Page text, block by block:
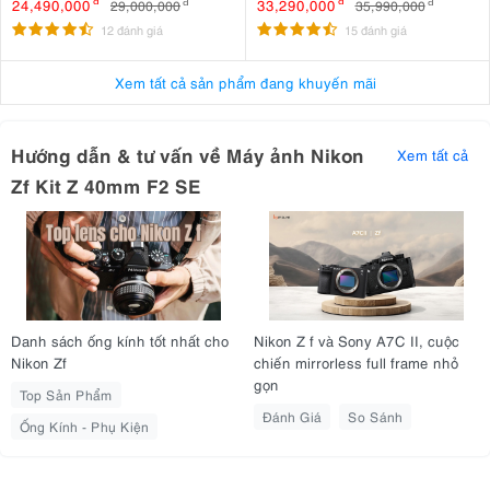
3.2. Chụp liên tục nhanh
Máy ảnh Nikon Zf rất tuyệt vời để chụp ảnh chuyển động nhanh. Nó
có thể chụp tới
với đầy đủ tiêu cự và điều chỉnh
ánh sáng khi bạn sử dụng màn trập thông thường. Nếu bạn sử dụng
màn trập điện tử, bạn có thể chụp được nhiều ảnh hơn nữa, lên đến
24,490,000
29,000,000
12 đánh giá
33,290,000
35,990,000
15 đánh giá
Xem tất cả sản phẩm đang khuyến mãi
Hướng dẫn & tư vấn về Máy ảnh Nikon
Zf Kit Z 40mm F2 SE
Xem tất cả
Danh sách ống kính tốt nhất cho
Nikon Zf
Top Sản Phẩm
Ống Kính - Phụ Kiện
Nikon Z f và Sony A7C II, cuộc
chiến mirrorless full frame nhỏ
gọn
Đánh Giá So Sánh